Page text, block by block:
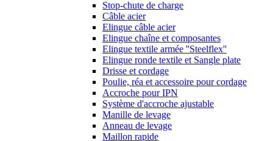
Stop-chute de charge
Câble acier
Elingue câble acier
Elingue chaîne et composantes
Elingue textile armée ''Steelflex''
Elingue ronde textile et Sangle plate
Drisse et cordage
Poulie, réa et accessoire pour cordage
Accroche pour IPN
Système d'accroche ajustable
Manille de levage
Anneau de levage
Maillon rapide